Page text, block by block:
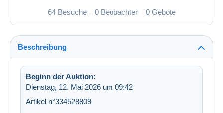
64 Besuche 0 Beobachter 0 Gebote
Beschreibung
Beginn der Auktion:
Dienstag, 12. Mai 2026 um 09:42
Artikel n°334528809